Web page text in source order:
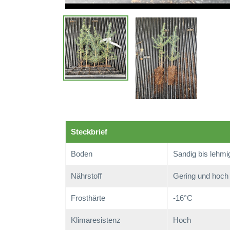
Steckbrief
Boden Sandig bis
Nährstoff Gering und hoch
Frosthärte -16°C
Klimaresistenz Hoch